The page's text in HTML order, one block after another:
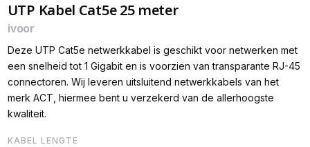
UTP Kabel Cat5e 25 meter
ivoor
Deze UTP Cat5e netwerkkabel is geschikt voor netwerken met
een snelheid tot 1 Gigabit en is voorzien van transparante RJ-45
connectoren. Wij leveren uitsluitend netwerkkabels van het
merk ACT, hiermee bent u verzekerd van de allerhoogste
kwaliteit.
KABEL LENGTE